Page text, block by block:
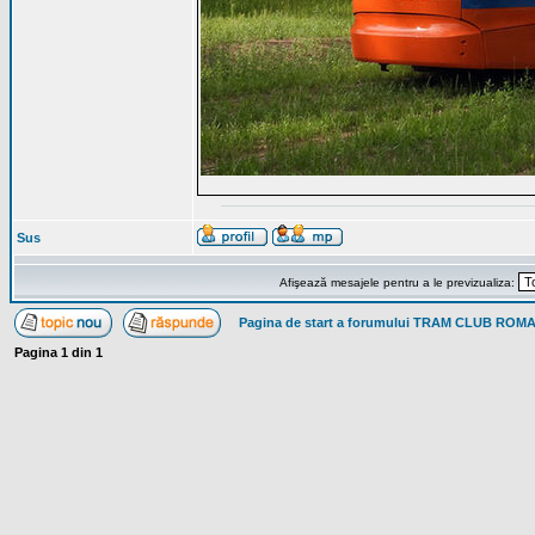
Sus
Afişează mesajele pentru a le previzualiza:
Pagina de start a forumului TRAM CLUB
Pagina 1 din 1